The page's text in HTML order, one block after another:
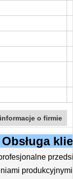
informacje o firmie